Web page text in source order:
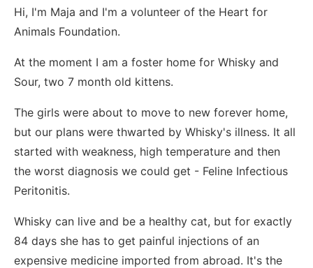
Hi, I'm Maja and I'm a volunteer of the Heart for
Animals Foundation.
At the moment I am a foster home for Whisky and
Sour, two 7 month old kittens.
The girls were about to move to new forever home,
but our plans were thwarted by Whisky's illness. It all
started with weakness, high temperature and then
the worst diagnosis we could get - Feline Infectious
Peritonitis.
Whisky can live and be a healthy cat, but for exactly
84 days she has to get painful injections of an
expensive medicine imported from abroad. It's the